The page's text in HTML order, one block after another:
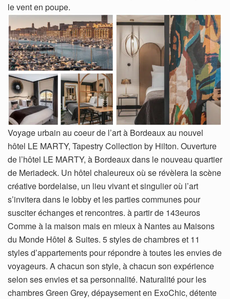
le vent en poupe.
Voyage urbain au coeur de l’art à Bordeaux au nouvel
hôtel LE MARTY, Tapestry Collection by Hilton. Ouverture
de l’hôtel LE MARTY, à Bordeaux dans le nouveau quartier
de Meriadeck. Un hôtel chaleureux où se révèlera la scène
créative bordelaise, un lieu vivant et singulier où l’art
s’invitera dans le lobby et les parties communes pour
susciter échanges et rencontres. à partir de 143euros
Comme à la maison mais en mieux à Nantes au Maisons
du Monde Hôtel & Suites. 5 styles de chambres et 11
styles d’appartements pour répondre à toutes les envies de
voyageurs. A chacun son style, à chacun son expérience
selon ses envies et sa personnalité. Naturalité pour les
chambres Green Grey, dépaysement en ExoChic, détente